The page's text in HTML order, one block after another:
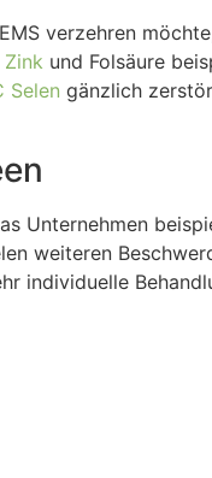
verzehren
Zink und Folsäure
Selen gänzlich
Unternehmen
weiteren
individuelle